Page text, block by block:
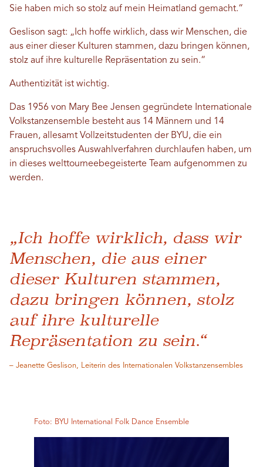
Sie haben mich so stolz auf mein Heimatland gemacht.“
Geslison sagt: „Ich hoffe wirklich, dass wir Menschen, die
aus einer dieser Kulturen stammen, dazu bringen können,
stolz auf ihre kulturelle Repräsentation zu sein.“
Authentizität ist wichtig.
Das 1956 von Mary Bee Jensen gegründete Internationale
Volkstanzensemble besteht aus 14 Männern und 14
Frauen, allesamt Vollzeitstudenten der BYU, die ein
anspruchsvolles Auswahlverfahren durchlaufen haben, um
in dieses welttourneebegeisterte Team aufgenommen zu
werden.
„Ich hoffe wirklich, dass wir
Menschen, die aus einer
dieser Kulturen stammen,
dazu bringen können, stolz
auf ihre kulturelle
Repräsentation zu sein.“
– Jeanette Geslison, Leiterin des Internationalen Volkstanzensembles
Foto: BYU International Folk Dance Ensemble